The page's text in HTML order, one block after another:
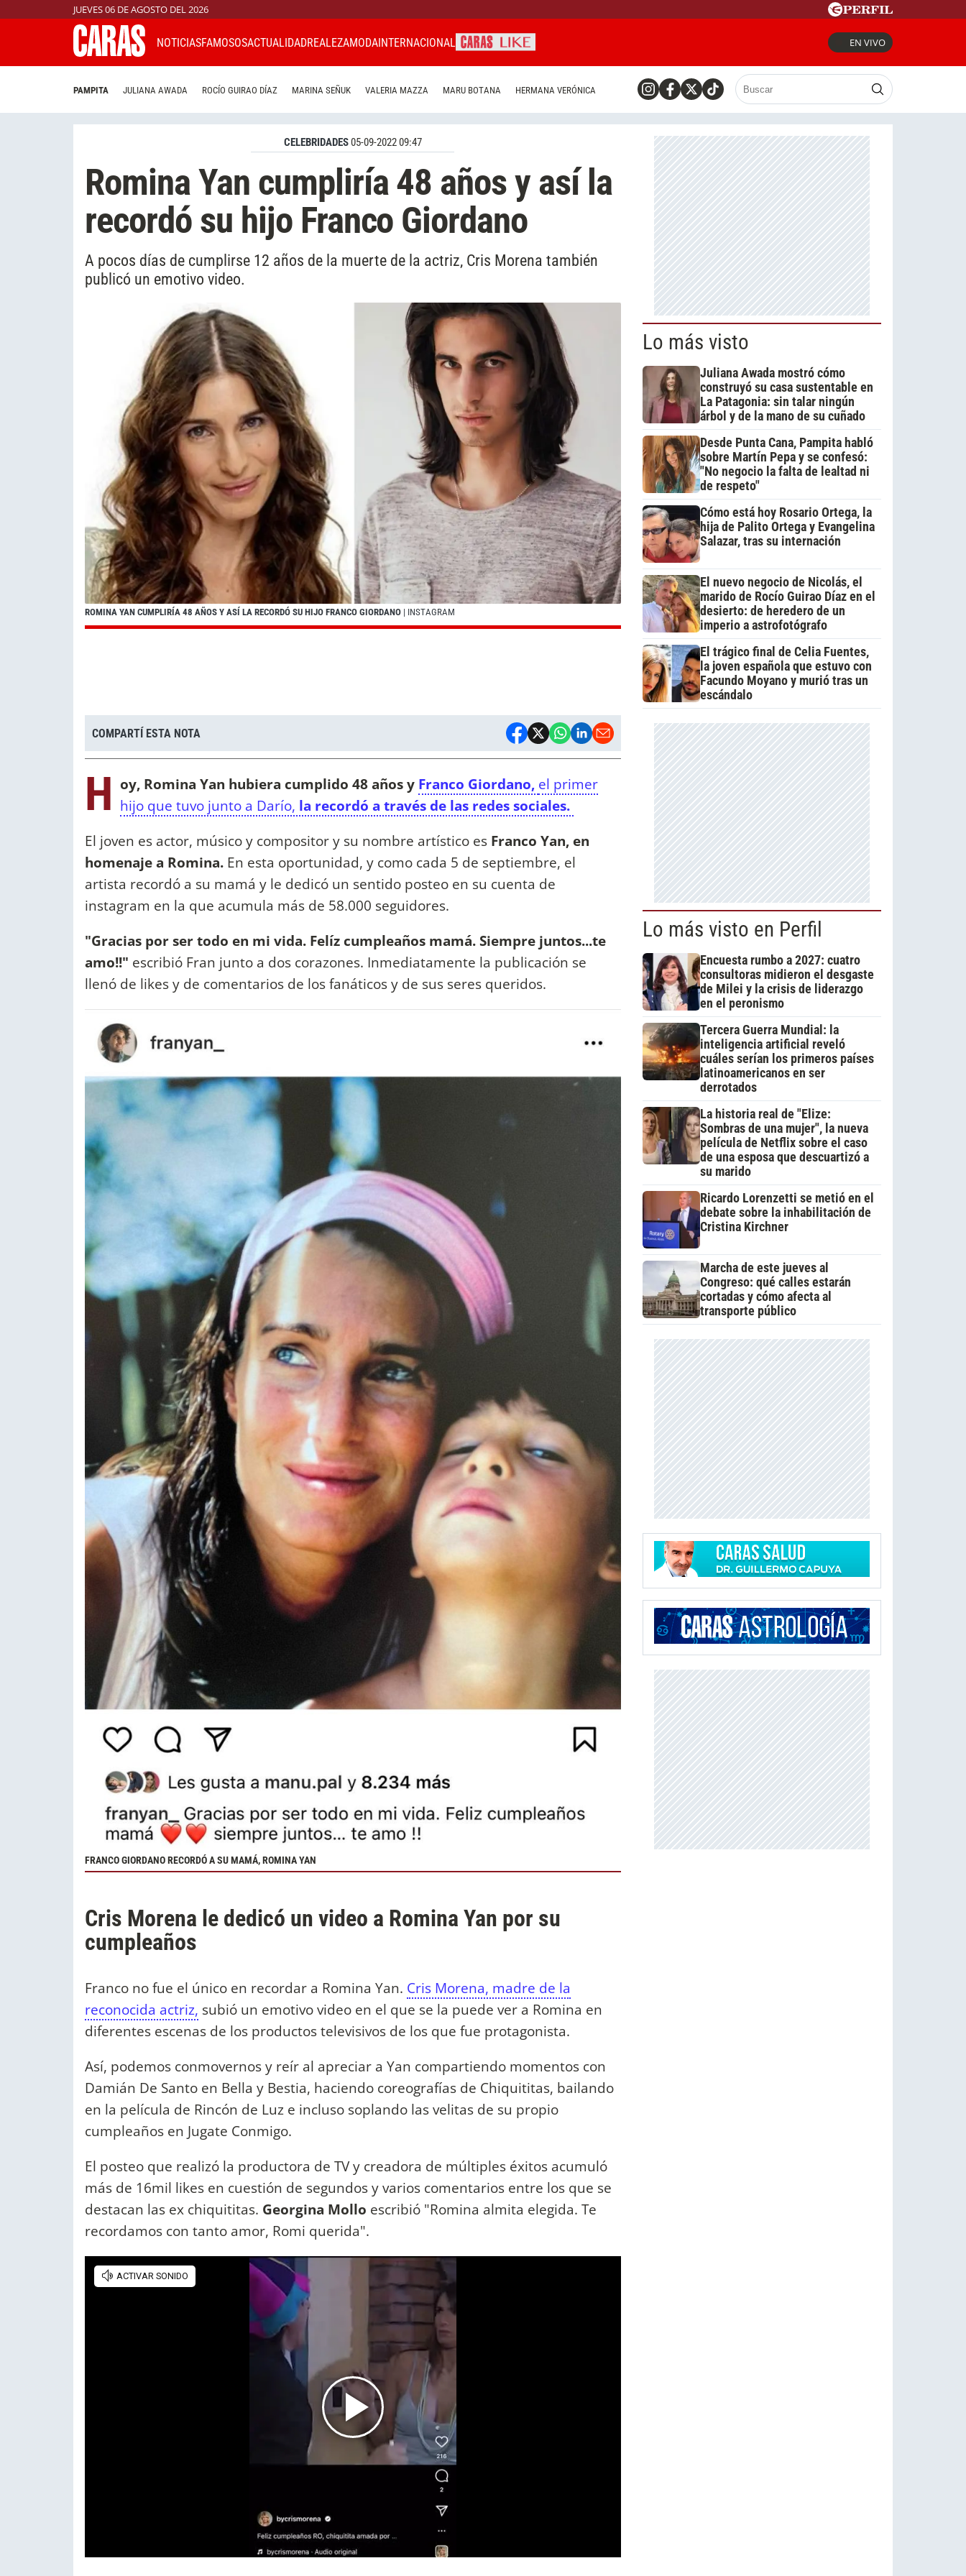
JUEVES 06 DE AGOSTO DEL 2026
NOTICIASFAMOSOSACTUALIDADREALEZAMODAINTERNACIONAL EN VIVO
PAMPITA JULIANA AWADA ROCÍO GUIRAO DÍAZ MARINA SEÑUK VALERIA MAZZA MARU BOTANA HERMANA VERÓNICA
CELEBRIDADES05-09-2022 09:47
Romina Yan cumpliría 48 años y así la
recordó su hijo Franco Giordano
A pocos días de cumplirse 12 años de la muerte de la actriz, Cris Morena también
publicó un emotivo video.
ROMINA YAN CUMPLIRÍA 48 AÑOS Y ASÍ LA RECORDÓ SU HIJO FRANCO GIORDANO | INSTAGRAM
COMPARTÍ ESTA NOTA
H oy, Romina Yan hubiera cumplido 48 años y Franco Giordano, el primer
hijo que tuvo junto a Darío, la recordó a través de las redes sociales.
El joven es actor, músico y compositor y su nombre artístico es Franco Yan, en
homenaje a Romina. En esta oportunidad, y como cada 5 de septiembre, el
artista recordó a su mamá y le dedicó un sentido posteo en su cuenta de
instagram en la que acumula más de 58.000 seguidores.
"Gracias por ser todo en mi vida. Felíz cumpleaños mamá. Siempre juntos...te
amo!!" escribió Fran junto a dos corazones. Inmediatamente la publicación se
llenó de likes y de comentarios de los fanáticos y de sus seres queridos.
FRANCO GIORDANO RECORDÓ A SU MAMÁ, ROMINA YAN
Cris Morena le dedicó un video a Romina Yan por su
cumpleaños
Franco no fue el único en recordar a Romina Yan. Cris Morena, madre de la
reconocida actriz, subió un emotivo video en el que se la puede ver a Romina en
diferentes escenas de los productos televisivos de los que fue protagonista.
Así, podemos conmovernos y reír al apreciar a Yan compartiendo momentos con
Damián De Santo en Bella y Bestia, haciendo coreografías de Chiquititas, bailando
en la película de Rincón de Luz e incluso soplando las velitas de su propio
cumpleaños en Jugate Conmigo.
El posteo que realizó la productora de TV y creadora de múltiples éxitos acumuló
más de 16mil likes en cuestión de segundos y varios comentarios entre los que se
destacan las ex chiquititas. Georgina Mollo escribió "Romina almita elegida. Te
recordamos con tanto amor, Romi querida".
Lo más visto
Juliana Awada mostró cómo
construyó su casa sustentable en
La Patagonia: sin talar ningún
árbol y de la mano de su cuñado
Desde Punta Cana, Pampita habló
sobre Martín Pepa y se confesó:
"No negocio la falta de lealtad ni
de respeto"
Cómo está hoy Rosario Ortega, la
hija de Palito Ortega y Evangelina
Salazar, tras su internación
El nuevo negocio de Nicolás, el
marido de Rocío Guirao Díaz en el
desierto: de heredero de un
imperio a astrofotógrafo
El trágico final de Celia Fuentes,
la joven española que estuvo con
Facundo Moyano y murió tras un
escándalo
Lo más visto en Perfil
Encuesta rumbo a 2027: cuatro
consultoras midieron el desgaste
de Milei y la crisis de liderazgo
en el peronismo
Tercera Guerra Mundial: la
inteligencia artificial reveló
cuáles serían los primeros países
latinoamericanos en ser
derrotados
La historia real de "Elize:
Sombras de una mujer", la nueva
película de Netflix sobre el caso
de una esposa que descuartizó a
su marido
Ricardo Lorenzetti se metió en el
debate sobre la inhabilitación de
Cristina Kirchner
Marcha de este jueves al
Congreso: qué calles estarán
cortadas y cómo afecta al
transporte público